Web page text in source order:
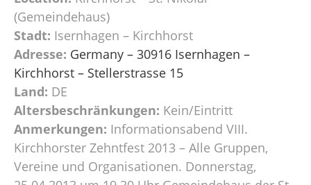
(Gemeindehaus)
Stadt: Isernhagen – Kirchhorst
Adresse: Germany – 30916 Isernhagen –
Kirchhorst – Stellerstrasse 15
Land: DE
Altersbeschränkungen: Kein/Eintritt
Anmerkungen: Informationsabend VIII.
Kirchhorster Zehntfest 2013 – Alle Gruppen,
Vereine und Organisationen. Donnerstag,